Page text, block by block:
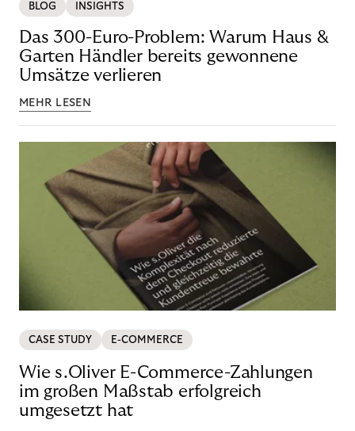
BLOG INSIGHTS
Das 300-Euro-Problem: Warum Haus &
Garten Händler bereits gewonnene
Umsätze verlieren
MEHR LESEN
CASE STUDY E-COMMERCE
Wie s.Oliver E-Commerce-Zahlungen
im großen Maßstab erfolgreich
umgesetzt hat